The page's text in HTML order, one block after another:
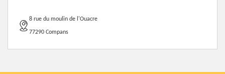
8 rue du moulin de l'Ouacre
77290 Compans